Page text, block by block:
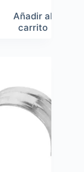
Añadir al
carrito